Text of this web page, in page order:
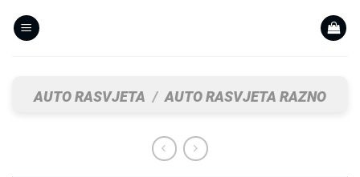
AUTO RASVJETA / AUTO RASVJETA RAZNO